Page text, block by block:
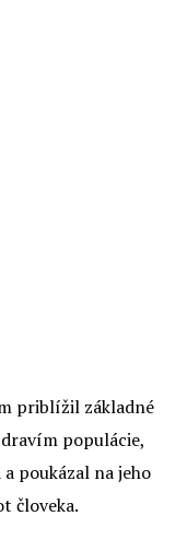
priblížil základné
populácie,
poukázal na jeho
človeka.